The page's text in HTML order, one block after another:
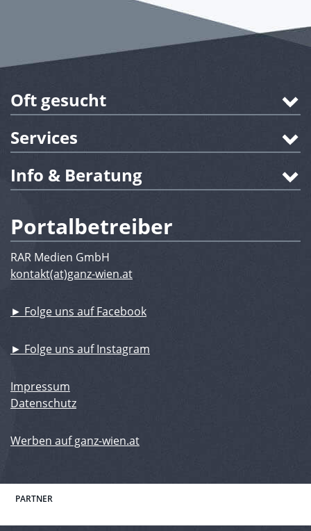
Oft gesucht
Services
Info & Beratung
Portalbetreiber
RAR Medien GmbH
kontakt(at)ganz-wien.at
► Folge uns auf Facebook
► Folge uns auf Instagram
Impressum
Datenschutz
Werben auf ganz-wien.at
PARTNER